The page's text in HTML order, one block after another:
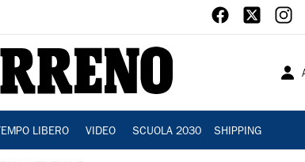
LIBERO VIDEO SCUOLA 2030 SHIPPING